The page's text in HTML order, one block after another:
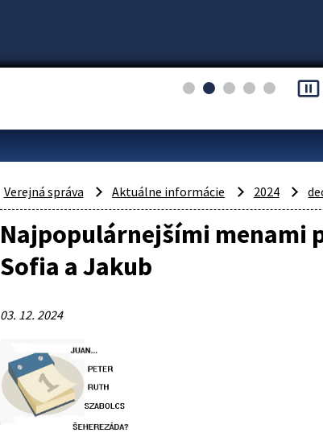
pause_presentation
Verejná správa Aktuálne informácie 2024
Najpopulárnejšími menami
Sofia a Jakub
03. 12. 2024